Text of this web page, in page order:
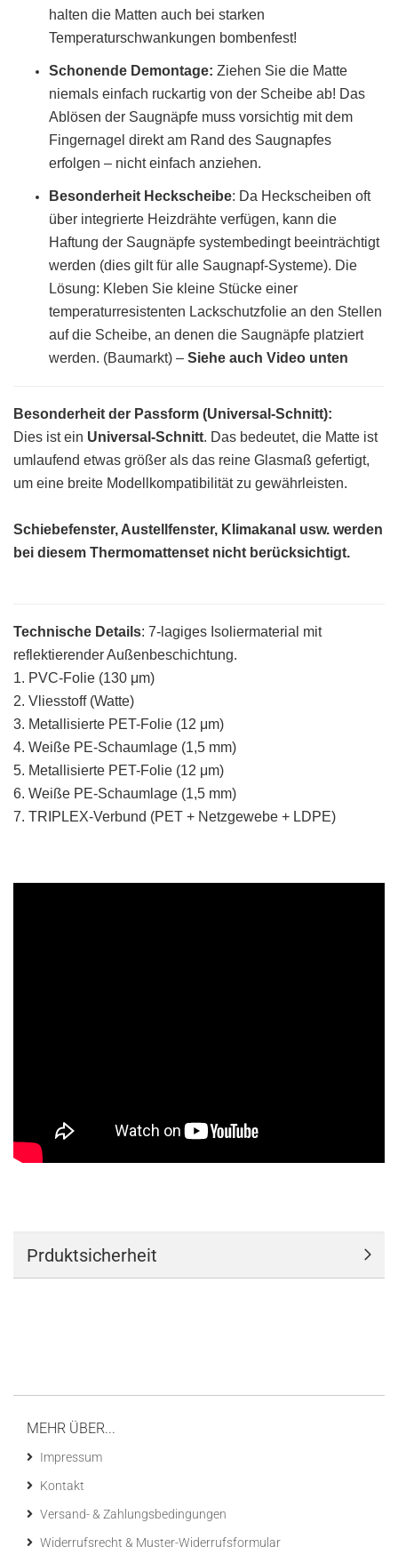
halten die Matten auch bei starken
Temperaturschwankungen bombenfest!
Schonende Demontage: Ziehen Sie die Matte
niemals einfach ruckartig von der Scheibe ab! Das
Ablösen der Saugnäpfe muss vorsichtig mit dem
Fingernagel direkt am Rand des Saugnapfes
erfolgen – nicht einfach anziehen.
Besonderheit Heckscheibe: Da Heckscheiben oft
über integrierte Heizdrähte verfügen, kann die
Haftung der Saugnäpfe systembedingt beeinträchtigt
werden (dies gilt für alle Saugnapf-Systeme). Die
Lösung: Kleben Sie kleine Stücke einer
temperaturresistenten Lackschutzfolie an den Stellen
auf die Scheibe, an denen die Saugnäpfe platziert
werden. (Baumarkt) – Siehe auch Video unten
Besonderheit der Passform (Universal-Schnitt):
Dies ist ein Universal-Schnitt. Das bedeutet, die Matte ist
umlaufend etwas größer als das reine Glasmaß gefertigt,
um eine breite Modellkompatibilität zu gewährleisten.
Schiebefenster, Austellfenster, Klimakanal usw. werden
bei diesem Thermomattenset nicht berücksichtigt.
Technische Details: 7-lagiges Isoliermaterial mit
reflektierender Außenbeschichtung.
1. PVC-Folie (130 μm)
2. Vliesstoff (Watte)
3. Metallisierte PET-Folie (12 μm)
4. Weiße PE-Schaumlage (1,5 mm)
5. Metallisierte PET-Folie (12 μm)
6. Weiße PE-Schaumlage (1,5 mm)
7. TRIPLEX-Verbund (PET + Netzgewebe + LDPE)
Prduktsicherheit
MEHR ÜBER...
Impressum
Kontakt
Versand- & Zahlungsbedingungen
Widerrufsrecht & Muster-Widerrufsformular